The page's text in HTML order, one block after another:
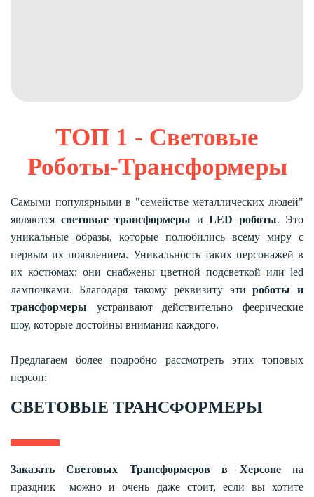
ТОП 1 - Световые
Роботы-Трансформеры
Самыми популярными в "семействе металлических людей"
являются световые трансформеры и LED роботы. Это
уникальные образы, которые полюбились всему миру с
первым их появлением. Уникальность таких персонажей в
их костюмах: они снабжены цветной подсветкой или led
лампочками. Благодаря такому реквизиту этироботы и
трансформеры устраивают действительно феерические
шоу, которые достойны внимания каждого.
Предлагаем более подробно рассмотреть этих топовых
персон:
СВЕТОВЫЕ ТРАНСФОРМЕРЫ
Заказать Световых Трансформеровв Херсонена
праздник
можно и очень даже стоит, если вы хотите